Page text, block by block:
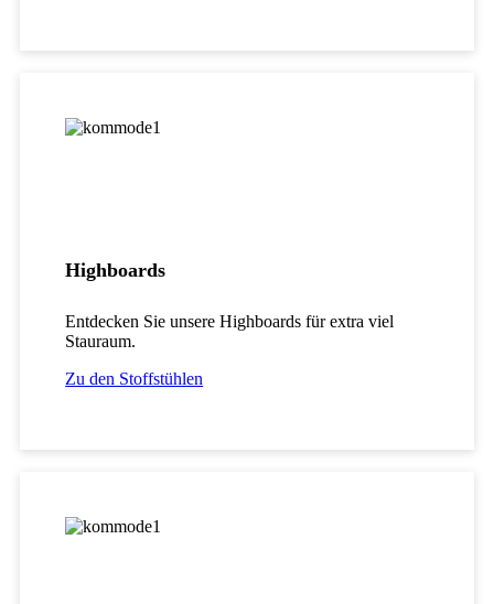
Highboards
Entdecken Sie unsere Highboards für extra viel
Stauraum.
Zu den Stoffstühlen